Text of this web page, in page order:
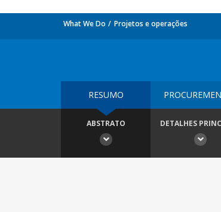
What We Do Projetos e operações
RESUMO
ABSTRATO DETALHES